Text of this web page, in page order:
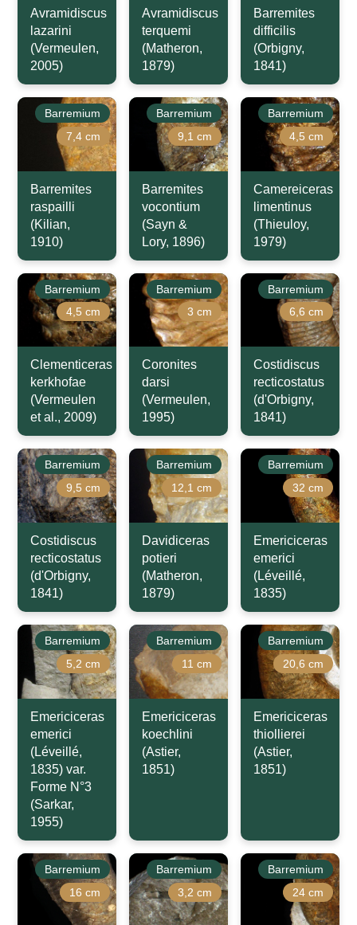
Avramidiscus
lazarini
(Vermeulen,
2005)
Avramidiscus
terquemi
(Matheron,
1879)
Barremites
difficilis
(Orbigny,
1841)
Barremium
7,4 cm
Barremites
raspailli
(Kilian,
1910)
Barremium
9,1 cm
Barremites
vocontium
(Sayn &
Lory, 1896)
Barremium
4,5 cm
Camereiceras
limentinus
(Thieuloy,
1979)
Barremium
4,5 cm
Clementiceras
kerkhofae
(Vermeulen
et al., 2009)
Barremium
3 cm
Coronites
darsi
(Vermeulen,
1995)
Barremium
6,6 cm
Costidiscus
recticostatus
(d'Orbigny,
1841)
Barremium
9,5 cm
Costidiscus
recticostatus
(d'Orbigny,
1841)
Barremium
12,1 cm
Davidiceras
potieri
(Matheron,
1879)
Barremium
32 cm
Emericiceras
emerici
(Léveillé,
1835)
Barremium
5,2 cm
Emericiceras
emerici
(Léveillé,
1835) var.
Forme N°3
(Sarkar,
1955)
Barremium
11 cm
Emericiceras
koechlini
(Astier,
1851)
Barremium
20,6 cm
Emericiceras
thiollierei
(Astier,
1851)
Barremium
16 cm
Barremium
3,2 cm
Barremium
24 cm